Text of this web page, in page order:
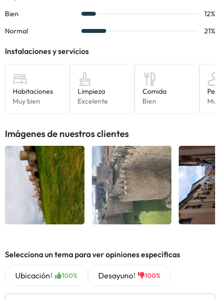
Imágenes de nuestros clientes
Selecciona un tema para ver opiniones específicas
Ubicación1 100% Desayuno1 100%